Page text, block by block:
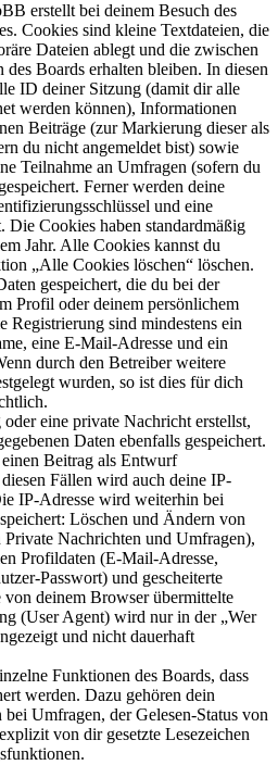
erstellt bei deinem Besuch des
Cookies sind kleine Textdateien, die
Dateien ablegt und die zwischen
Boards erhalten bleiben. In diesen
ID deiner Sitzung (damit dir alle
werden können), Informationen
Beiträge (zur Markierung dieser als
du nicht angemeldet bist) sowie
Teilnahme an Umfragen (sofern du
Ferner werden deine
und eine
Die Cookies haben standardmäßig
Jahr. Alle Cookies kannst du
„Alle Cookies löschen“ löschen.
gespeichert, die du bei der
Profil oder deinem persönlichem
Registrierung sind mindestens ein
eine E-Mail-Adresse und ein
durch den Betreiber weitere
wurden, so ist dies für dich
eine private Nachricht erstellst,
Daten ebenfalls gespeichert.
Beitrag als Entwurf
Fällen wird auch deine IP-
IP-Adresse wird weiterhin bei
Löschen und Ändern von
Private Nachrichten und Umfragen),
Profildaten (E-Mail-Adresse,
Passwort) und gescheiterte
deinem Browser übermittelte
(User Agent) wird nur in der „Wer
und nicht dauerhaft
Funktionen des Boards, dass
werden. Dazu gehören dein
Umfragen, der Gelesen-Status von
von dir gesetzte Lesezeichen